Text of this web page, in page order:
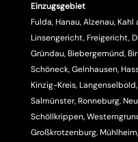
Einzugsgebiet
Fulda, Hanau, Alzenau,
Linsengericht, Freigericht,
Gründau, Biebergemünd,
Schöneck, Gelnhausen,
Kinzig-Kreis,
Salmünster, Ronneburg,
Schöllkrippen,
Großkrotzenburg,